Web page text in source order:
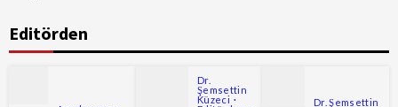
Editörden
Dr.
Şemsettin
Küzeci
Dr. Şemsettin